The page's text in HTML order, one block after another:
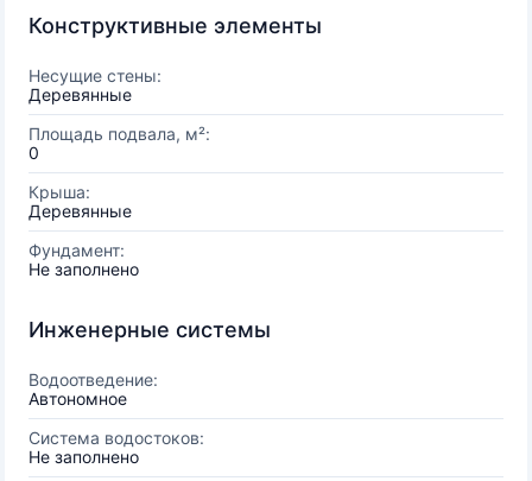
Конструктивные элементы
Несущие стены:
Деревянные
Площадь подвала, м²:
0
Крыша:
Деревянные
Фундамент:
Не заполнено
Инженерные системы
Водоотведение:
Автономное
Система водостоков:
Не заполнено